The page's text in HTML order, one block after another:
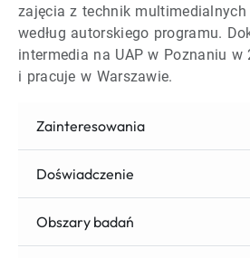
zajęcia z technik multimedialnych
według autorskiego programu.
intermedia na UAP w Poznaniu w
i pracuje w Warszawie.
Zainteresowania
Doświadczenie
Obszary badań